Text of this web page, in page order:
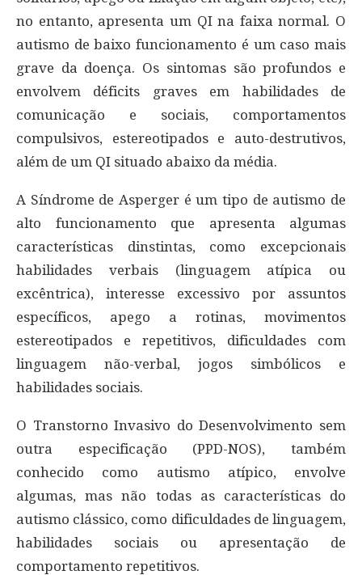
no entanto, apresenta um QI na faixa normal. O
autismo de baixo funcionamento é um caso mais
grave da doença. Os sintomas são profundos e
envolvem déficits graves em habilidades de
comunicação e sociais, comportamentos
compulsivos, estereotipados e auto-destrutivos,
além de um QI situado abaixo da média.
A Síndrome de Asperger é um tipo de autismo de
alto funcionamento que apresenta algumas
características dinstintas, como excepcionais
habilidades verbais (linguagem atípica ou
excêntrica), interesse excessivo por assuntos
específicos, apego a rotinas, movimentos
estereotipados e repetitivos, dificuldades com
linguagem não-verbal, jogos simbólicos e
habilidades sociais.
O Transtorno Invasivo do Desenvolvimento sem
outra especificação (PPD-NOS), também
conhecido como autismo atípico, envolve
algumas, mas não todas as características do
autismo clássico, como dificuldades de linguagem,
habilidades sociais ou apresentação de
comportamento repetitivos.